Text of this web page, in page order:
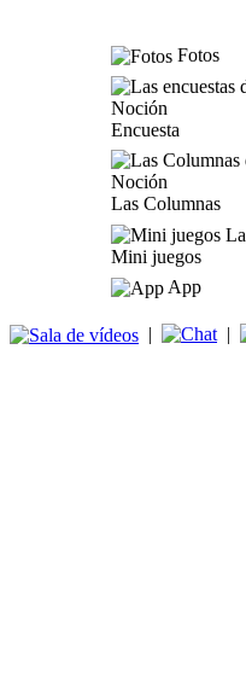
Fotos
Encuesta
Las Columnas
Mini juegos
App
| |